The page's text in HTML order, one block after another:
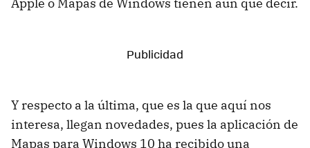
Y respecto a la última, que es la que aquí nos
interesa, llegan novedades, pues la aplicación de
Mapas para Windows 10 ha recibido una